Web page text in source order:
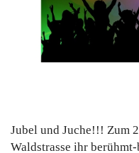
Jubel und Juche!!! Zum
Waldstrasse ihr